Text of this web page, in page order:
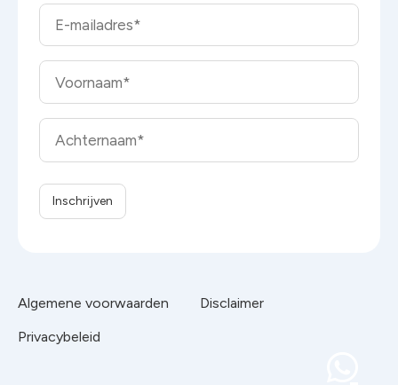
Algemene voorwaarden
Disclaimer
Privacybeleid